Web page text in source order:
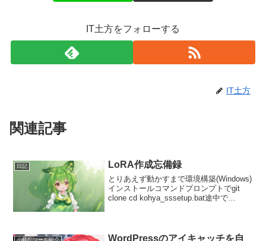
IT土方をフォローする
IT土方
関連記事
日記 LoRA作成忘備録
とりあえず動かすまで環境構築(Windows)
インストールコマンドプロンプトでgit
clone cd kohya_sssetup.bat途中で
小粋なツール紹介
WordPressのアイキャッチを自